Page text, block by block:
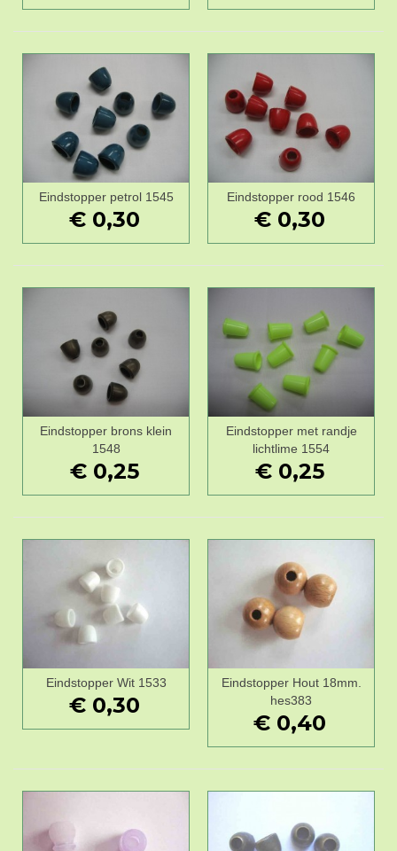
Eindstopper petrol 1545
€ 0,30
Eindstopper rood 1546
€ 0,30
Eindstopper brons klein
1548
€ 0,25
Eindstopper met randje
lichtlime 1554
€ 0,25
Eindstopper Wit 1533
€ 0,30
Eindstopper Hout 18mm.
hes383
€ 0,40